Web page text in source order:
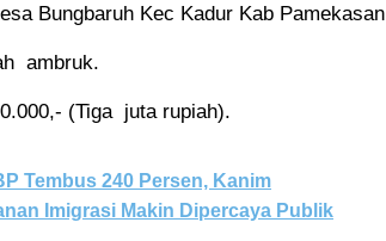
Bungbaruh Kec Kadur Kab Pamekasan
ambruk.
(Tiga juta rupiah).
Tembus 240 Persen, Kanim
Imigrasi Makin Dipercaya Publik